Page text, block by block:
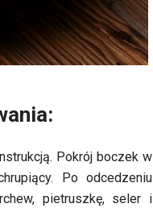
Pokrój boczek w
Po odcedzeniu
pietruszkę, seler i